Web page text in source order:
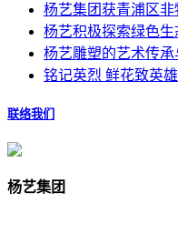
杨艺集团获青浦区非
杨艺积极探索绿色生
杨艺雕塑的艺术传承
铭记英烈 鲜花致英
联络我们
杨艺集团